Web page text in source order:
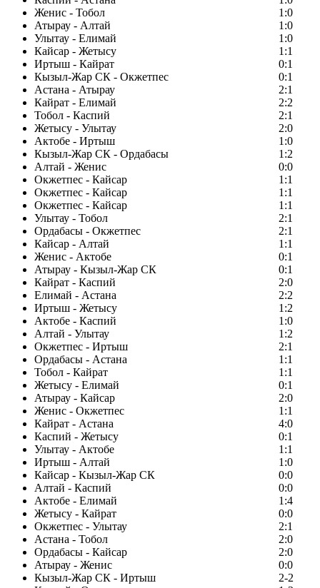
Женис - Тобол
1:0
Атырау - Алтай
1:0
Улытау - Елимай
1:0
Кайсар - Жетысу
1:1
Иртыш - Кайрат
0:1
Кызыл-Жар СК - Окжетпес
0:1
Астана - Атырау
2:1
Кайрат - Елимай
2:2
Тобол - Каспий
2:1
Жетысу - Улытау
2:0
Актобе - Иртыш
1:0
Кызыл-Жар СК - Ордабасы
1:2
Алтай - Женис
0:0
Окжетпес - Кайсар
1:1
Окжетпес - Кайсар
1:1
Окжетпес - Кайсар
1:1
Улытау - Тобол
2:1
Ордабасы - Окжетпес
2:1
Кайсар - Алтай
1:1
Женис - Актобе
0:1
Атырау - Кызыл-Жар СК
0:1
Кайрат - Каспий
2:0
Елимай - Астана
2:2
Иртыш - Жетысу
1:2
Актобе - Каспий
1:0
Алтай - Улытау
1:2
Окжетпес - Иртыш
2:1
Ордабасы - Астана
1:1
Тобол - Кайрат
1:1
Жетысу - Елимай
0:1
Атырау - Кайсар
2:0
Женис - Окжетпес
1:1
Кайрат - Астана
4:0
Каспий - Жетысу
0:1
Улытау - Актобе
1:1
Иртыш - Алтай
1:0
Кайсар - Кызыл-Жар СК
0:0
Алтай - Каспий
0:0
Актобе - Елимай
1:4
Жетысу - Кайрат
0:0
Окжетпес - Улытау
2:1
Астана - Тобол
2:0
Ордабасы - Кайсар
2:0
Атырау - Женис
0:0
Кызыл-Жар СК - Иртыш
2-2